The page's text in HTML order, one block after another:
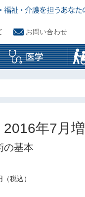
お問い合わせ
2016年7月
の基本
（税込）